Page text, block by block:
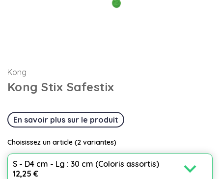
Kong
Kong Stix Safestix
En savoir plus sur le produit
Choisissez un article (2 variantes)
S - D4 cm - Lg : 30 cm (Coloris assortis)
12,25 €
expand_more